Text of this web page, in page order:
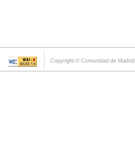
Copyright © Comunidad de Madrid.